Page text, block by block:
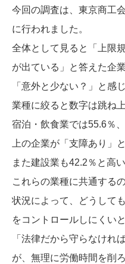
今回の調査は、東京商工
に行われました。
全体として見ると「上限
が出ている」と答えた企
「意外と少ない？」と感
業種に絞ると数字は跳ね
宿泊・飲食業では55.6％
上の企業が「支障あり」
また建設業も42.2％と高
これらの業種に共通する
状況によって、どうして
をコントロールしにくい
「法律だから守らなけれ
が、無理に労働時間を削